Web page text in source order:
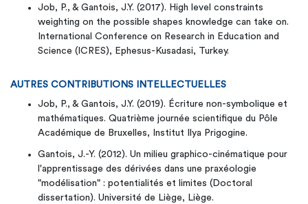
Job, P., & Gantois, J.Y. (2017). High level constraints
weighting on the possible shapes knowledge can take on.
International Conference on Research in Education and
Science (ICRES), Ephesus-Kusadasi, Turkey.
AUTRES CONTRIBUTIONS INTELLECTUELLES
Job, P., & Gantois, J.Y. (2019). Écriture non-symbolique et
mathématiques. Quatrième journée scientifique du Pôle
Académique de Bruxelles, Institut Ilya Prigogine.
Gantois, J.-Y. (2012). Un milieu graphico-cinématique pour
l'apprentissage des dérivées dans une praxéologie
"modélisation" : potentialités et limites (Doctoral
dissertation). Université de Liège, Liège.